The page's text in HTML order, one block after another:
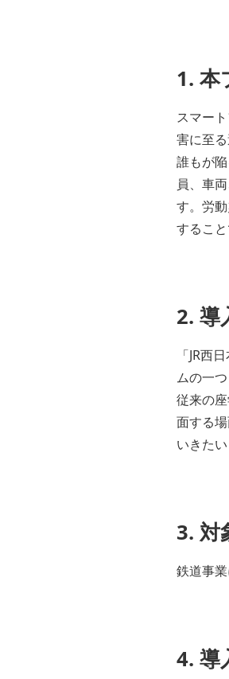
1. 本
スマー
害に至
誰もが
員、車
す。労
するこ
2. 導
「JR西
ムの一
従来の
面する
いきたい
3. 対
鉄道事
4. 導